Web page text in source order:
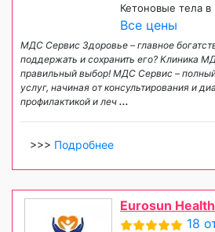
Кетоновые тела в
Все цены
МДС Сервис Здоровье – главное
поддержать и сохранить его? Клиника
правильный выбор! МДС Сервис –
услуг, начиная от консультирования и
профилактикой и леч ...
>>> Подробнее
Eurosun
18